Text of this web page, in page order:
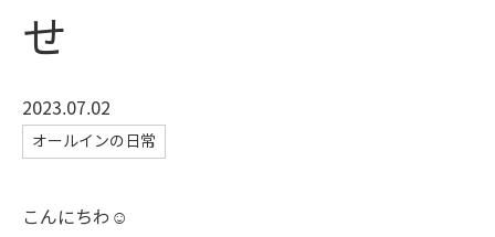
せ
2023.07.02
オールインの日常
こんにちわ☺︎